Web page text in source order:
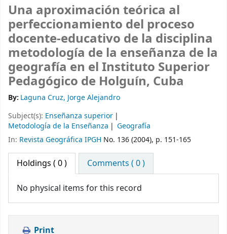
Una aproximación teórica al
perfeccionamiento del proceso
docente-educativo de la disciplina
metodología de la enseñanza de la
geografía en el Instituto Superior
Pedagógico de Holguín, Cuba
By: Laguna Cruz, Jorge Alejandro
Subject(s): Enseñanza superior
Metodología de la Enseñanza
Geografía
In: Revista Geográfica IPGH No. 136 (2004), p. 151-165
Holdings ( 0 ) Comments ( 0 )
No physical items for this record
Print